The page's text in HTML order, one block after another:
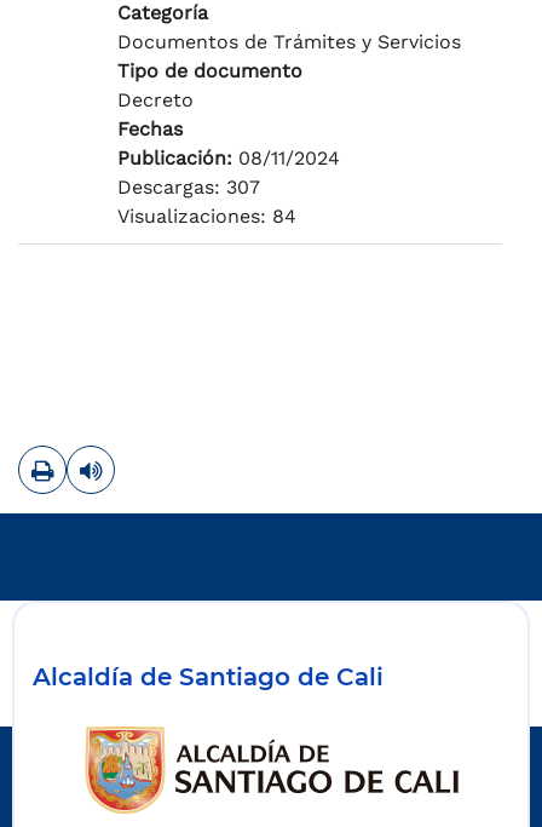
Categoría
Documentos de Trámites y Servicios
Tipo de documento
Decreto
Fechas
Publicación: 08/11/2024
Descargas: 307
Visualizaciones: 84
ImprimirLeer contenido
Alcaldía de Santiago de Cali